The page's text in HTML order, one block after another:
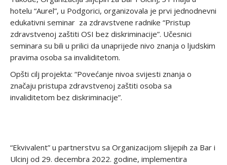
hotelu “Aurel”, u Podgorici, organizovala je prvi jednodnevni
edukativni seminar za zdravstvene radnike “Pristup
zdravstvenoj zaštiti OSI bez diskriminacije”. Učesnici
seminara su bili u prilici da unaprijede nivo znanja o ljudskim
pravima osoba sa invaliditetom.
Opšti cilj projekta: “Povećanje nivoa svijesti znanja o
značaju pristupa zdravstvenoj zaštiti osoba sa
invaliditetom bez diskriminacije”.
“Ekvivalent” u partnerstvu sa Organizacijom slijepih za Bar i
Ulcinj od 29. decembra 2022. godine, implementira